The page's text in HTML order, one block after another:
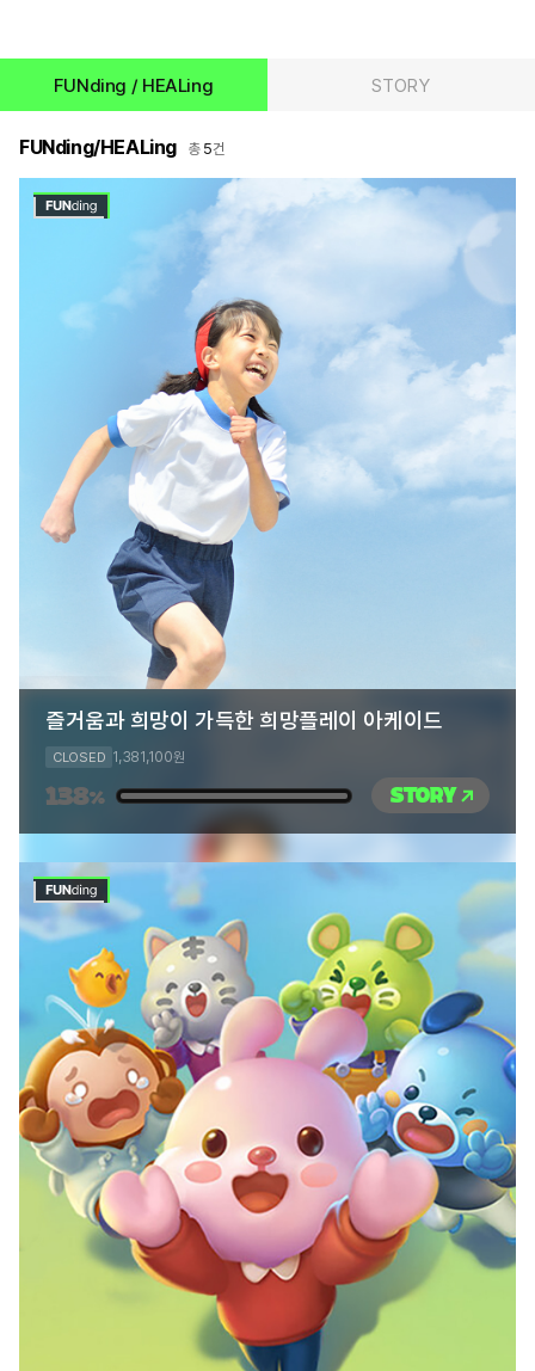
FUNding / HEALing STORY
FUNding/HEALing 총 5건
즐거움과 희망이 가득한 희망플레이 아케이드
CLOSED 1,381,100원
138% STORY